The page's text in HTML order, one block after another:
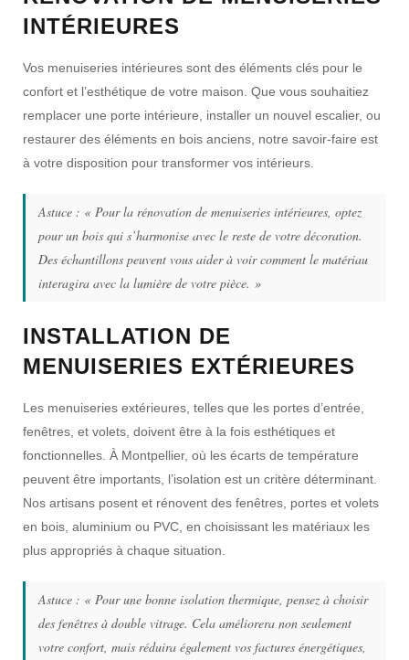
INTÉRIEURES
Vos menuiseries intérieures sont des éléments clés pour le
confort et l’esthétique de votre maison. Que vous souhaitiez
remplacer une porte intérieure , installer un nouvel escalier, ou
restaurer des éléments en bois anciens, notre savoir-faire est
à votre disposition pour transformer vos intérieurs.
Astuce : « Pour la rénovation de menuiseries intérieures, optez
pour un bois qui s’harmonise avec le reste de votre décoration.
Des échantillons peuvent vous aider à voir comment le matériau
interagira avec la lumière de votre pièce. »
INSTALLATION DE
MENUISERIES EXTÉRIEURES
Les menuiseries extérieures, telles que les portes d’entrée,
fenêtres, et volets, doivent être à la fois esthétiques et
fonctionnelles. À Montpellier, où les écarts de température
peuvent être importants, l’isolation est un critère déterminant.
Nos artisans posent et rénovent des fenêtres, portes et volets
en bois, aluminium ou PVC, en choisissant les matériaux les
plus appropriés à chaque situation.
Astuce : « Pour une bonne isolation thermique, pensez à choisir
des fenêtres à double vitrage. Cela améliorera non seulement
votre confort, mais réduira également vos factures énergétiques,